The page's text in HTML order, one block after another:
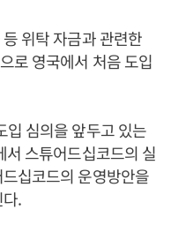
위탁 자금과 관련한
로 영국에서 처음 도입
입 심의을 앞두고 있는
스튜어드십코드의 실
십코드의 운영방안을
.